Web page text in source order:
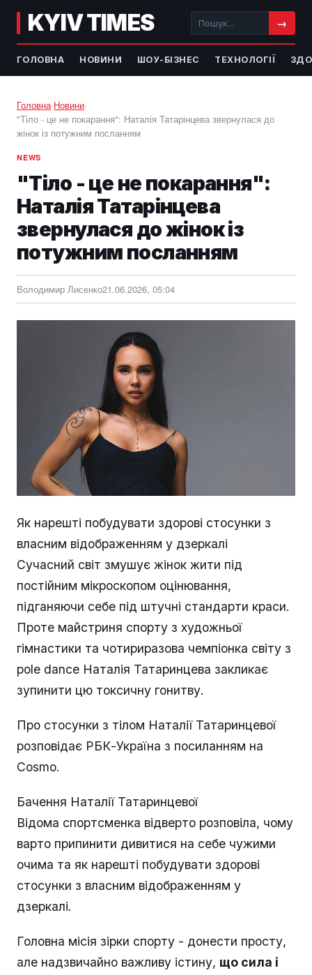
KYIV TIMES →
ГОЛОВНА НОВИНИ ШОУ-БІЗНЕС ТЕХНОЛОГІЇ
Головна›Новини›
"Тіло - це не покарання": Наталія Татарінцева звернулася до
жінок із потужним посланням
NEWS
"Тіло - це не покарання":
Наталія Татарінцева
звернулася до жінок із
потужним посланням
Володимир Лисенко21.06.2026, 05:04
Як нарешті побудувати здорові стосунки з
власним відображенням у дзеркалі
Сучасний світ змушує жінок жити під
постійним мікроскопом оцінювання,
підганяючи себе під штучні стандарти краси.
Проте майстриня спорту з художньої
гімнастики та чотириразова чемпіонка світу з
pole dance Наталія Татаринцева закликає
зупинити цю токсичну гонитву.
Про стосунки з тілом Наталії Татаринцевої
розповідає РБК-Україна з посиланням на
Cosmo.
Бачення Наталії Татаринцевої
Відома спортсменка відверто розповіла, чому
варто припинити дивитися на себе чужими
очима та як нарешті побудувати здорові
стосунки з власним відображенням у
дзеркалі.
Головна місія зірки спорту - донести просту,
але надзвичайно важливу істину, що сила і